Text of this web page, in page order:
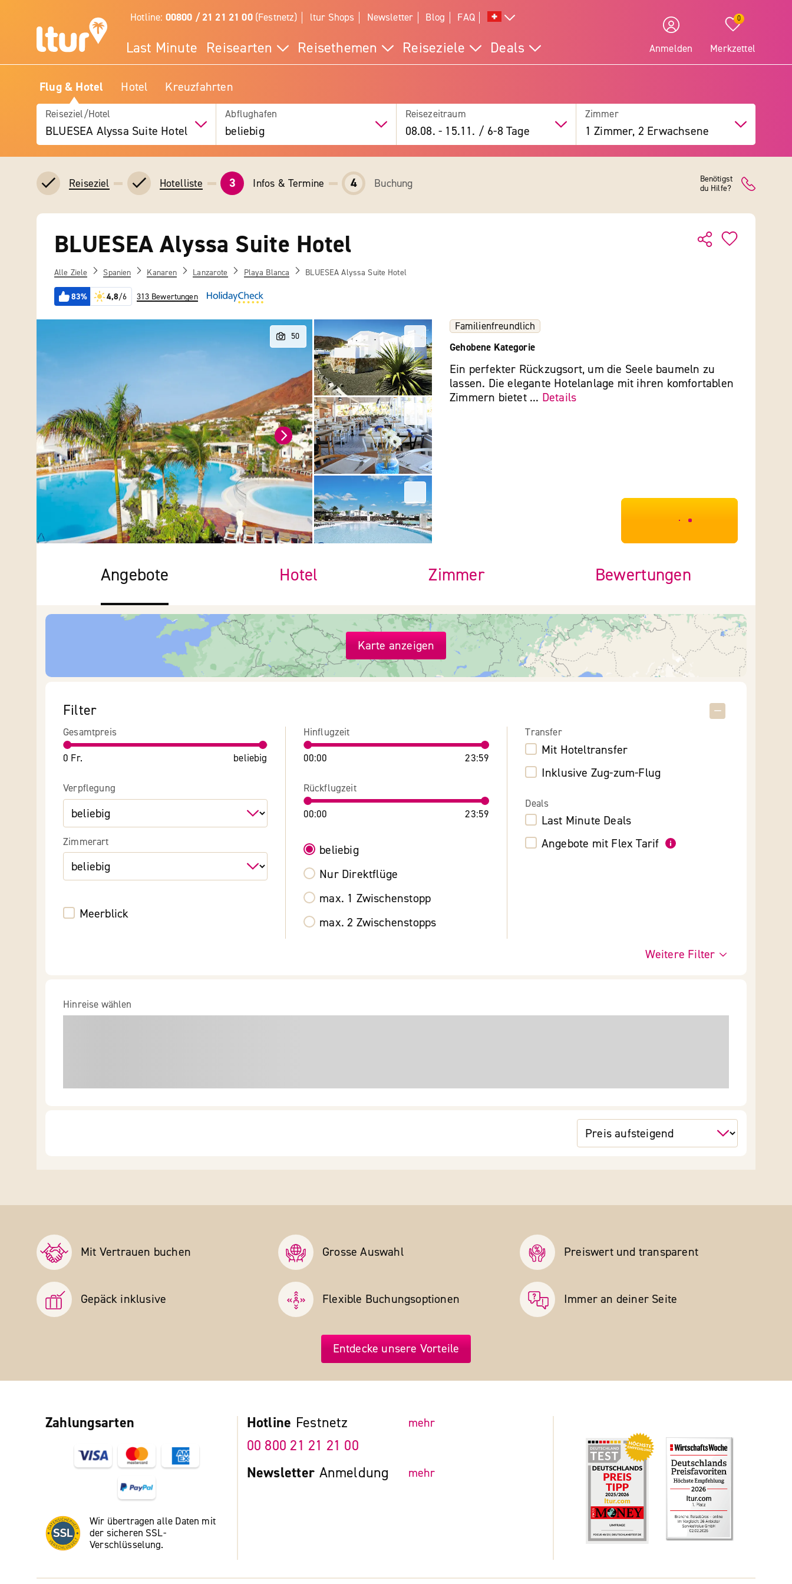
Hotline: 00800 / 21 21 21 00(Festnetz) ltur Shops Newsletter Blog FAQ
Last Minute Reisearten Reisethemen Reiseziele Deals Anmelden
0
Merkzettel
Flug & Hotel Hotel Kreuzfahrten
Reiseziel/Hotel
BLUESEA Alyssa Suite Hotel
Abflughafen
beliebig
Reisezeitraum
08.08. - 15.11. / 6-8 Tage
Zimmer
1 Zimmer, 2 Erwachsene
Reiseziel Hotelliste 3 Infos & Termine 4 Buchung
Benötigst
du Hilfe?
BLUESEA Alyssa Suite Hotel
Alle Ziele Spanien Kanaren Lanzarote Playa Blanca BLUESEA Alyssa Suite Hotel
83% 4,8/6 313 Bewertungen
Familienfreundlich
Gehobene Kategorie
Ein perfekter Rückzugsort, um die Seele baumeln zu
lassen. Die elegante Hotelanlage mit ihren komfortablen
Zimmern bietet ... Details
***************
Angebote Hotel Zimmer Bewertungen
Karte anzeigen
Filter
Gesamtpreis
0 Fr. beliebig
Verpflegung
Zimmerart
Meerblick
Hinflugzeit
00:00 23:59
Rückflugzeit
00:00 23:59
beliebig
Nur Direktflüge
max. 1 Zwischenstopp
max. 2 Zwischenstopps
Transfer
Mit Hoteltransfer
Inklusive Zug-zum-Flug
Deals
Last Minute Deals
Angebote mit Flex Tarif
Weitere Filter
Hinreise wählen
Mit Vertrauen buchen Grosse Auswahl Preiswert und transparent
Gepäck inklusive Flexible Buchungs­optionen Immer an deiner Seite
Entdecke unsere Vorteile
Zahlungsarten
Wir übertragen alle Daten mit
der sicheren SSL-
Verschlüsselung.
Hotline Festnetz mehr
00 800 21 21 21 00
Newsletter Anmeldung mehr